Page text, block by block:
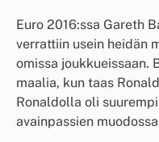
Euro 2016:ssa Gareth
verrattiin usein heidän
omissa joukkueissaan.
maalia, kun taas
Ronaldolla oli
avainpassien